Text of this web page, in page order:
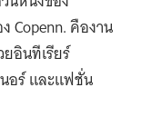
Copenn. คืองาน
อินทีเรียร์
อร์ และแฟชั่น